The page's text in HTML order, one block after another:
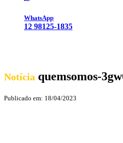
WhatsApp
12 98125-1835
Notícia quemsomos-
Publicado em: 18/04/2023